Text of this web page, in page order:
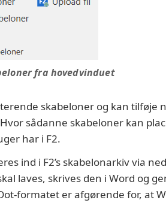
fra hovedvinduet
skabeloner og kan tilføje
sådanne skabeloner kan
har i F2.
ind i F2’s skabelonarkiv via
laves, skrives den i Word og
formatet er afgørende for, at